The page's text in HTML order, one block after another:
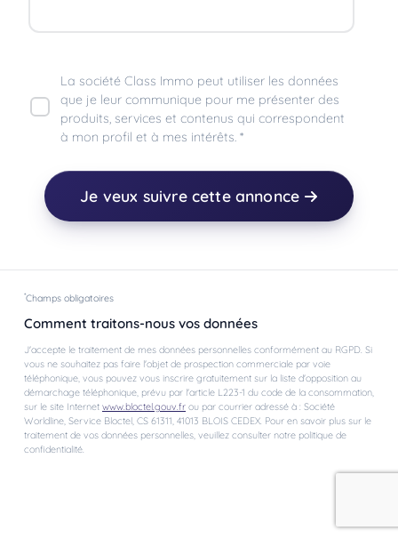
La société Class Immo peut utiliser les données
que je leur communique pour me présenter des
produits, services et contenus qui correspondent
à mon profil et à mes intérêts. *
Je veux suivre cette annonce
*Champs obligatoires
Comment traitons-nous vos données
J'accepte le traitement de mes données personnelles conformément au RGPD. Si
vous ne souhaitez pas faire l'objet de prospection commerciale par voie
téléphonique, vous pouvez vous inscrire gratuitement sur la liste d'opposition au
démarchage téléphonique, prévu par l'article L223-1 du code de la consommation,
sur le site Internet www.bloctel.gouv.fr ou par courrier adressé à : Société
Worldline, Service Bloctel, CS 61311, 41013 BLOIS CEDEX. Pour en savoir plus sur le
traitement de vos données personnelles, veuillez consulter notre politique de
confidentialité.